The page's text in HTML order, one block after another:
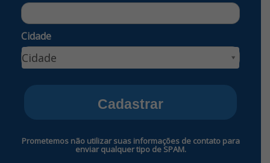
Cidade
Cidade
Cidade
Cadastrar
Prometemos não utilizar suas informações de contato para
enviar qualquer tipo de SPAM.